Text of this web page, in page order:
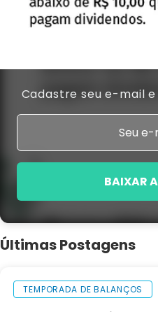
Cadastre seu e-mail
BAIXAR
Últimas Postagens
TEMPORADA DE BALANÇOS